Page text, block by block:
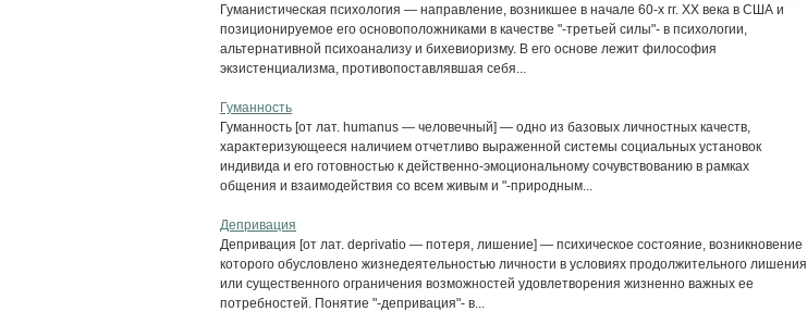
Гуманистическая психология — направление, возникшее в начале 60-х гг. XX века в США и
позиционируемое его основоположниками в качестве "-третьей силы"- в психологии,
альтернативной психоанализу и бихевиоризму. В его основе лежит философия
экзистенциализма, противопоставлявшая себя...
Гуманность
Гуманность [от лат. humanus — человечный] — одно из базовых личностных качеств,
характеризующееся наличием отчетливо выраженной системы социальных установок
индивида и его готовностью к действенно-эмоциональному сочувствованию в рамках
общения и взаимодействия со всем живым и "-природным...
Депривация
Депривация [от лат. deprivatio — потеря, лишение] — психическое состояние, возникновение
которого обусловлено жизнедеятельностью личности в условиях продолжительного лишения
или существенного ограничения возможностей удовлетворения жизненно важных ее
потребностей. Понятие "-депривация"- в...